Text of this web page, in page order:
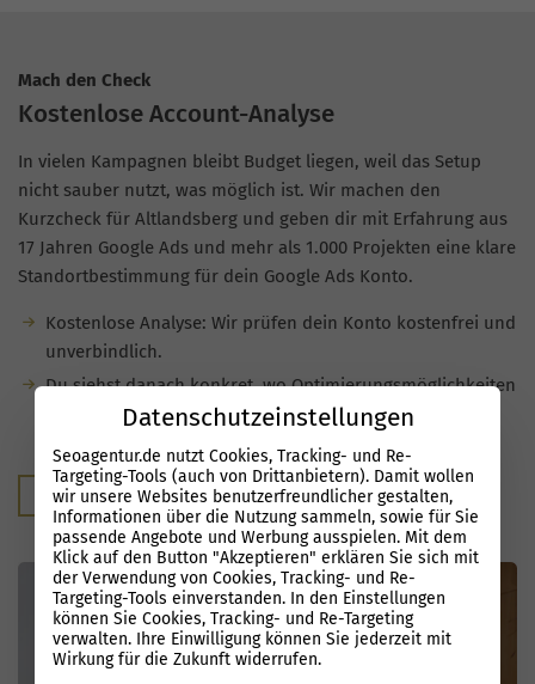
Mach den Check
Kostenlose Account-Analyse
In vielen Kampagnen bleibt Budget liegen, weil das Setup
nicht sauber nutzt, was möglich ist. Wir machen den
Kurzcheck für Altlandsberg und geben dir mit Erfahrung aus
17 Jahren Google Ads und mehr als 1.000 Projekten eine klare
Standortbestimmung für dein Google Ads Konto.
Kostenlose Analyse: Wir prüfen dein Konto kostenfrei und
unverbindlich.
Du siehst danach konkret, wo Optimierungsmöglichkeiten
stecken und welches Potenzial deine Kampagnen noch
Kostenloser Audit
Datenschutzeinstellungen
Seoagentur.de nutzt Cookies, Tracking- und Re-
Targeting-Tools (auch von Drittanbietern). Damit wollen
wir unsere Websites benutzerfreundlicher gestalten,
Informationen über die Nutzung sammeln, sowie für Sie
passende Angebote und Werbung ausspielen. Mit dem
Klick auf den Button "Akzeptieren" erklären Sie sich mit
der Verwendung von Cookies, Tracking- und Re-
Targeting-Tools einverstanden. In den Einstellungen
können Sie Cookies, Tracking- und Re-Targeting
verwalten. Ihre Einwilligung können Sie jederzeit mit
Wirkung für die Zukunft widerrufen.